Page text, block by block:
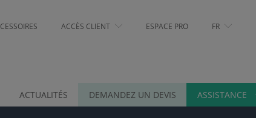
ACCÈS CLIENT ESPACE PRO FR
ACTUALITÉS DEMANDEZ UN DEVIS ASSISTANCE